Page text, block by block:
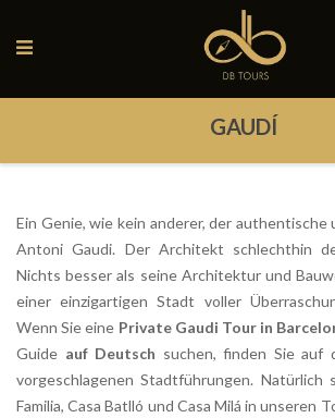
Navigation
GAUDÍ
Ein Genie, wie kein anderer, der authentische
Antoni Gaudi. Der Architekt schlechthin
Nichts besser als seine Architektur und
einer einzigartigen Stadt voller
Wenn Sie eine Private Gaudi Tour in
Guide auf Deutsch suchen, finden Sie auf
vorgeschlagenen Stadtführungen. Natürlich
Familia, Casa Batlló und Casa Milá in unseren